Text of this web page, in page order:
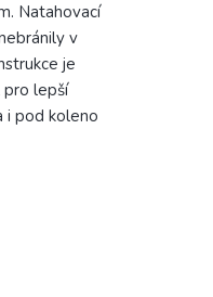
Natahovací
v
je
pro lepší
i pod koleno